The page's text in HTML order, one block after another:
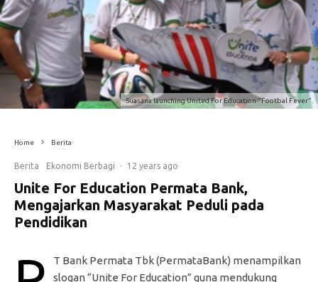
Suasana launching United For Education "Footbal Fever".
Home Berita
Berita Ekonomi Berbagi · 12 years ago
Unite For Education Permata Bank,
Mengajarkan Masyarakat Peduli pada
Pendidikan
T Bank Permata Tbk (PermataBank) menampilkan
slogan “Unite For Education” guna mendukung